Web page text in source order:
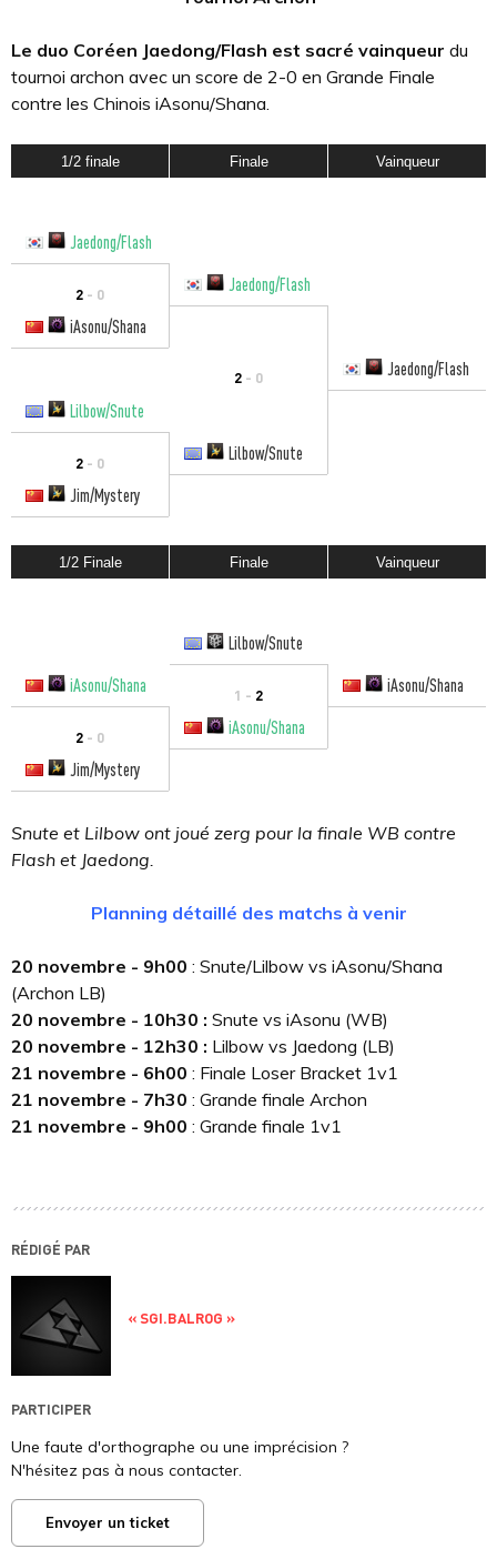
Le duo Coréen Jaedong/Flash est sacré vainqueur du
tournoi archon avec un score de 2-0 en Grande Finale
contre les Chinois iAsonu/Shana.
1/2 finale Finale Vainqueur
Jaedong/Flash
2 - 0
Jaedong/Flash
iAsonu/Shana
2 - 0
Jaedong/Flash
Lilbow/Snute
2 - 0
Lilbow/Snute
Jim/Mystery
1/2 Finale Finale Vainqueur
Lilbow/Snute
iAsonu/Shana
1 - 2 iAsonu/Shana
2 - 0
iAsonu/Shana
Jim/Mystery
Snute et Lilbow ont joué zerg pour la finale WB contre
Flash et Jaedong.
Planning détaillé des matchs à venir
20 novembre - 9h00 : Snute/Lilbow vs iAsonu/Shana
(Archon LB)
20 novembre - 10h30 : Snute vs iAsonu (WB)
20 novembre - 12h30 : Lilbow vs Jaedong (LB)
21 novembre - 6h00 : Finale Loser Bracket 1v1
21 novembre - 7h30 : Grande finale Archon
21 novembre - 9h00 : Grande finale 1v1
RÉDIGÉ PAR
« SGI.BALROG »
PARTICIPER
Une faute d'orthographe ou une imprécision ?
N'hésitez pas à nous contacter.
Envoyer un ticket